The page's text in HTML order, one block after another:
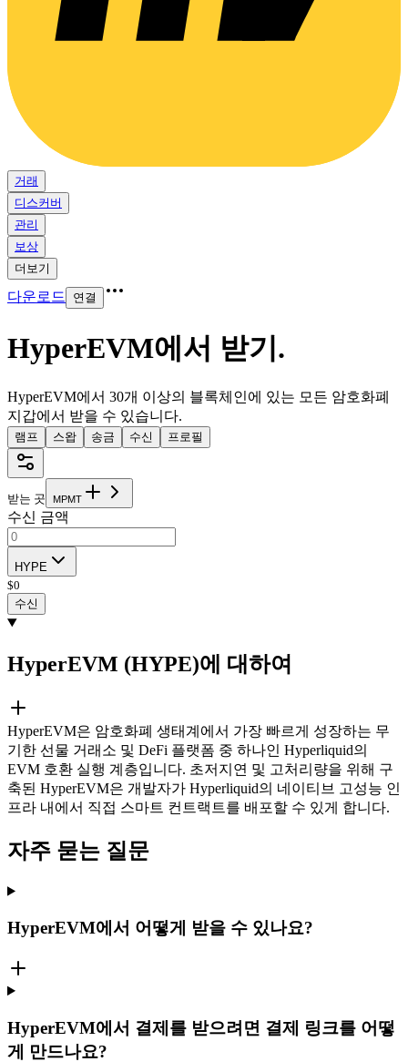
거래
디스커버
관리
보상
더보기
다운로드 연결
HyperEVM에서 받기.
HyperEVM에서 30개 이상의 블록체인에 있는 모든 암호화폐
지갑에서 받을 수 있습니다.
램프 스왑 송금 수신 프로필
받는 곳 MPMT
수신 금액
HYPE
$0
수신
HyperEVM (HYPE)에 대하여
HyperEVM은 암호화폐 생태계에서 가장 빠르게 성장하는 무
기한 선물 거래소 및 DeFi 플랫폼 중 하나인 Hyperliquid의
EVM 호환 실행 계층입니다. 초저지연 및 고처리량을 위해 구
축된 HyperEVM은 개발자가 Hyperliquid의 네이티브 고성능 인
프라 내에서 직접 스마트 컨트랙트를 배포할 수 있게 합니다.
자주 묻는 질문
HyperEVM에서 어떻게 받을 수 있나요?
HyperEVM에서 결제를 받으려면 결제 링크를 어떻
게 만드나요?